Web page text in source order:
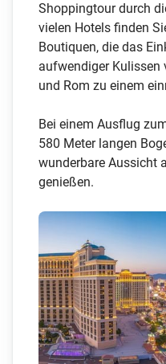
Shoppingtour durch
vielen Hotels finden
Boutiquen, die das
aufwendiger Kulissen
und Rom zu einem
Bei einem Ausflug
580 Meter langen
wunderbare Aussicht
genießen.